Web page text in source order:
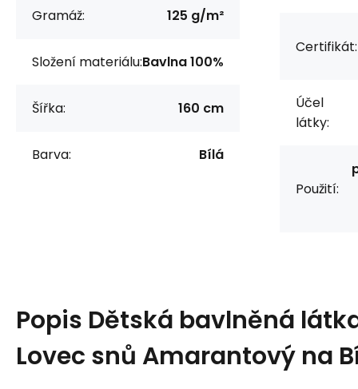
Gramáž: 125 g/m²
Složení materiálu:Bavlna 100%
Šířka: 160 cm
Barva: Bílá
Certifikát:
Účel
látky:
Použití:
Popis Dětská bavlněná
Lovec snů Amarantový na